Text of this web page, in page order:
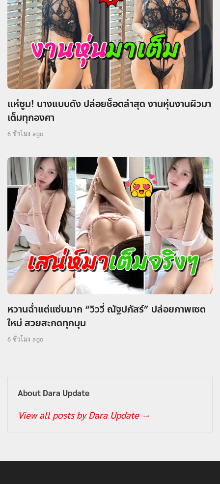
แห่ซูม! นางแบบดัง ปล่อยช็อตล่าสุด งานหุ่นงานผิวมา
เต็มทุกองศา
6 ชั่วโมง ago
หวานฉ่ำแต่แซ่บมาก “วิววี่ ณัฐปภัสร์” ปล่อยภาพเซต
ใหม่ สวยสะกดทุกมุม
6 ชั่วโมง ago
About Dara Update
View all posts by Dara Update →